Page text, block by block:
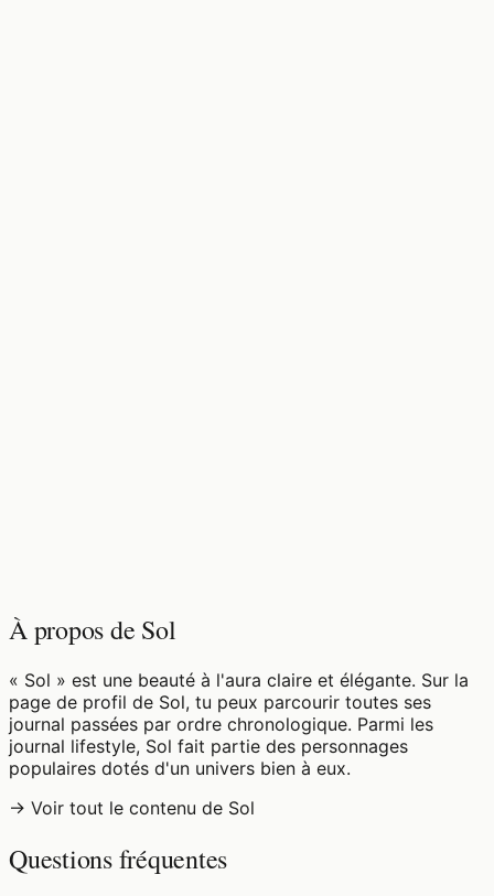
À propos de Sol
« Sol » est une beauté à l'aura claire et élégante. Sur la
page de profil de Sol, tu peux parcourir toutes ses
journal passées par ordre chronologique. Parmi les
journal lifestyle, Sol fait partie des personnages
populaires dotés d'un univers bien à eux.
→ Voir tout le contenu de Sol
Questions fréquentes